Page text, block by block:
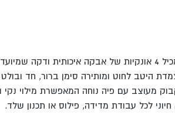
בקבוק אבקת הגיר מכיל 4 אונקיות של אבקה איכותית
היטב לחוט ומותירה סימן ברור, חד
מעוצב עם פיה נוחה המאפשרת מילוי נקי
לכל עבודת מדידה, פילוס או תכנון שלד.